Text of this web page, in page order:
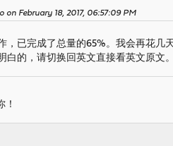
on February 18, 2017, 06:57:09 PM
，已完成了总量的65%。我会再花几
白的，请切换回英文直接看英文原文。
！